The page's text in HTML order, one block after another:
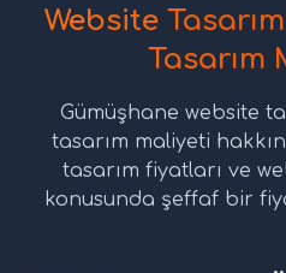
Website
Tasarım
Gümüşhane website
tasarım maliyeti
tasarım fiyatları ve
konusunda şeffaf bir